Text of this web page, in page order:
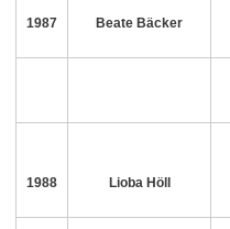
1987 Beate Bäcker
1988 Lioba Höll